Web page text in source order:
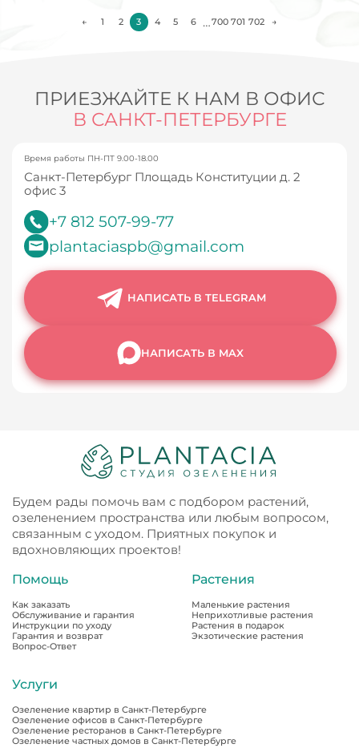
← 1 2 3 4 5 6 …700 701 702 →
ПРИЕЗЖАЙТЕ К НАМ В ОФИС
В САНКТ-ПЕТЕРБУРГЕ
Время работы ПН-ПТ 9.00-18.00
Санкт-Петербург Площадь Конституции д. 2
офис 3
+7 812 507-99-77
plantaciaspb@gmail.com
НАПИСАТЬ В TELEGRAM
НАПИСАТЬ В MAX
Будем рады помочь вам с подбором растений,
озеленением пространства или любым вопросом,
связанным с уходом. Приятных покупок и
вдохновляющих проектов!
Помощь
Как заказать
Обслуживание и гарантия
Инструкции по уходу
Гарантия и возврат
Вопрос-Ответ
Растения
Маленькие растения
Неприхотливые растения
Растения в подарок
Экзотические растения
Услуги
Озеленение квартир в Санкт-Петербурге
Озеленение офисов в Санкт-Петербурге
Озеленение ресторанов в Санкт-Петербурге
Озеленение частных домов в Санкт-Петербурге